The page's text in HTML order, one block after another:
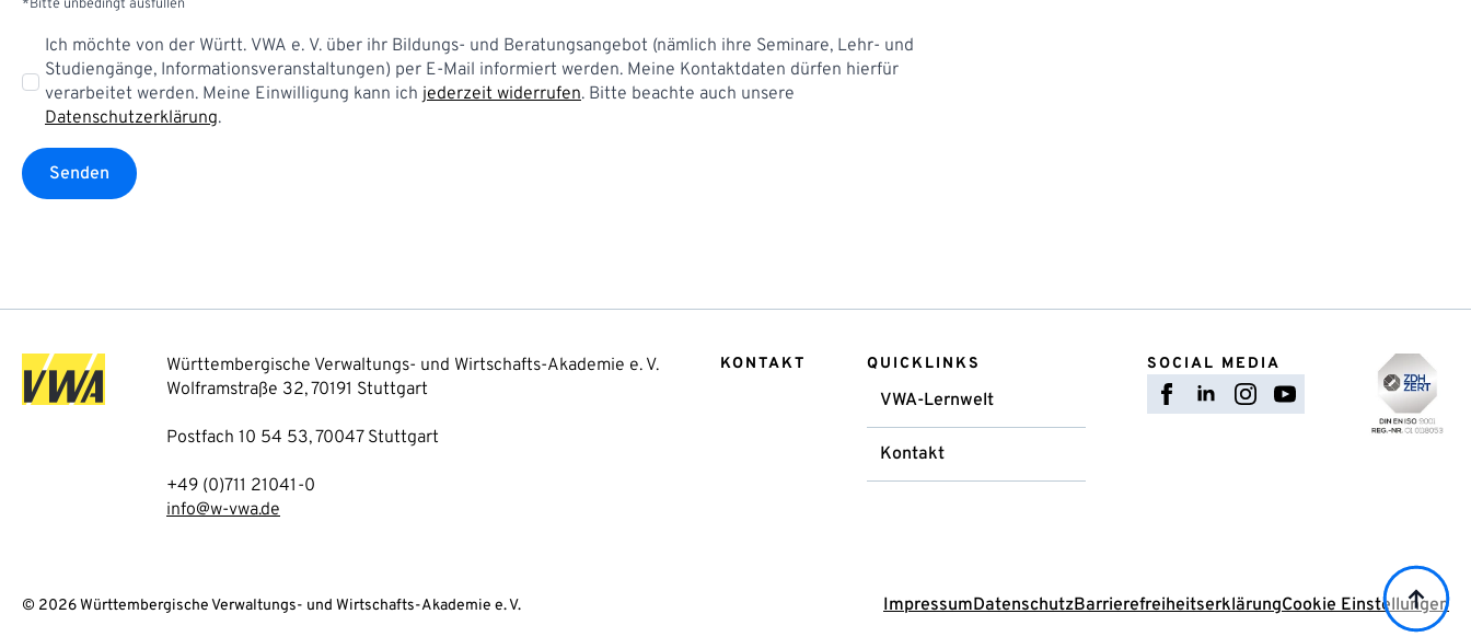
*Bitte unbedingt ausfüllen
Datenschutz
Ich möchte von der Württ. VWA e. V. über ihr Bildungs- und Beratungsangebot (nämlich ihre Seminare, Lehr- und
Studiengänge, Informationsveranstaltungen) per E-Mail informiert werden. Meine Kontaktdaten dürfen hierfür
verarbeitet werden. Meine Einwilligung kann ich jederzeit widerrufen. Bitte beachte auch unsere
Datenschutzerklärung.
Senden
Württembergische Verwaltungs- und Wirtschafts-Akademie e. V.
Wolframstraße 32, 70191 Stuttgart
Postfach 10 54 53, 70047 Stuttgart
+49 (0)711 21041-0
info@w-vwa.de
KONTAKT QUICKLINKS
VWA-Lernwelt
Kontakt
SOCIAL MEDIA
© 2026 Württembergische Verwaltungs- und Wirtschafts-Akademie e. V. ImpressumDatenschutzBarrierefreiheitserklärungCookie Einstellungen